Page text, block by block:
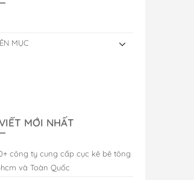
MỤC
MỚI NHẤT
công ty cung cấp cục kê bê tông
và Toàn Quốc